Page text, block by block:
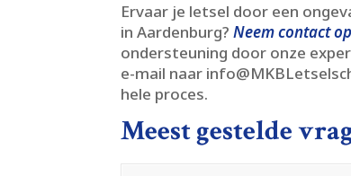
Ervaar je letsel door een
in Aardenburg?Neem contact
ondersteuning door onze
e-mail naar
hele proces.​
Meest gestelde